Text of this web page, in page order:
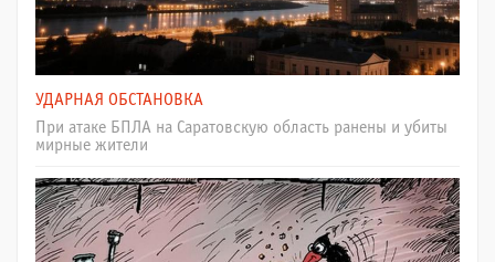
УДАРНАЯ ОБСТАНОВКА
При атаке БПЛА на Саратовскую область ранены и убиты
мирные жители